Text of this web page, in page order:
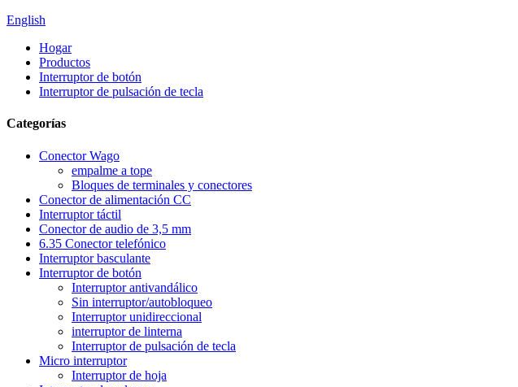
English
Hogar
Productos
Interruptor de botón
Interruptor de pulsación de tecla
Categorías
Conector Wago
empalme a tope
Bloques de terminales y conectores
Conector de alimentación CC
Interruptor táctil
Conector de audio de 3,5 mm
6.35 Conector telefónico
Interruptor basculante
Interruptor de botón
Interruptor antivandálico
Sin interruptor/autobloqueo
Interruptor unidireccional
interruptor de linterna
Interruptor de pulsación de tecla
Micro interruptor
Interruptor de hoja